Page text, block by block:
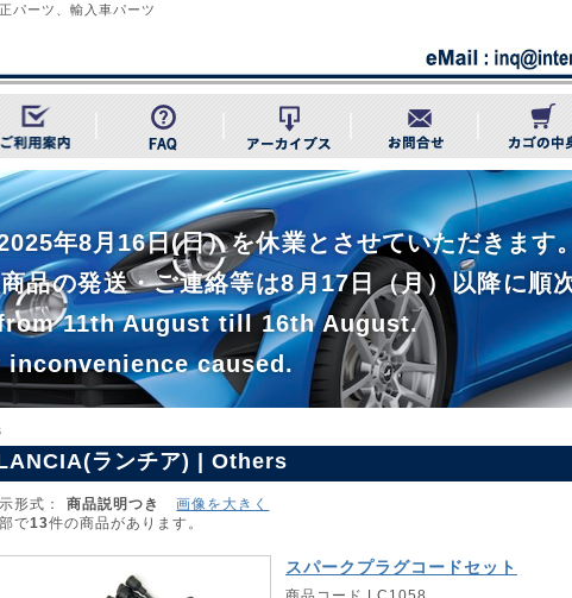
パーツ、輸入車パーツ
年8月16日(日）を休業とさせていただきます
品の発送・ご連絡等は8月17日（月）以降に順
11th August till 16th August.
caused.
ランチア) | Others
形式： 商品説明つき 画像を大きく
で13件の商品があります。
スパークプラグコードセット